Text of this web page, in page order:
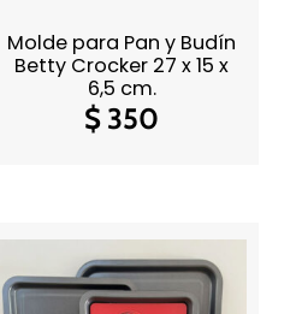
Molde para Pan y Budín
Betty Crocker 27 x 15 x
6,5 cm.
$ 350